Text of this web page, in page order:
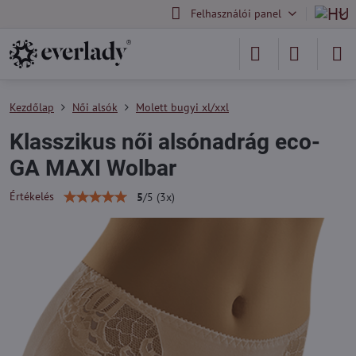
Felhasználói panel
Kezdőlap Női alsók Molett bugyi xl/xxl
Klasszikus női alsónadrág eco-
GA MAXI Wolbar
Értékelés 5/5 (3x)